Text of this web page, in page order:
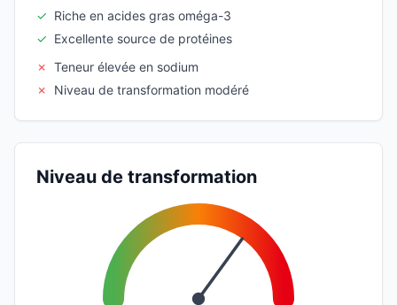
✓ Riche en acides gras oméga-3
✓ Excellente source de protéines
✗ Teneur élevée en sodium
✗
Niveau de transformation modéré
Niveau de transformation